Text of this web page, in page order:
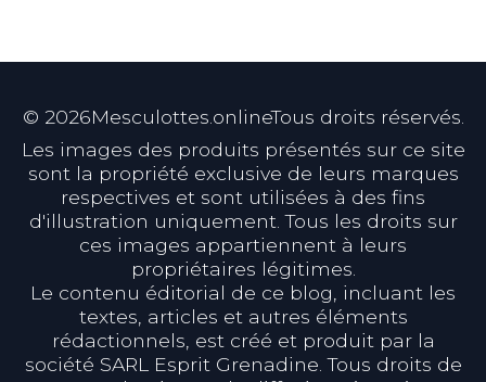
© 2026Mesculottes.onlineTous droits réservés.
Les images des produits présentés sur ce site
sont la propriété exclusive de leurs marques
respectives et sont utilisées à des fins
d'illustration uniquement. Tous les droits sur
ces images appartiennent à leurs
propriétaires légitimes.
Le contenu éditorial de ce blog, incluant les
textes, articles et autres éléments
rédactionnels, est créé et produit par la
société SARL Esprit Grenadine. Tous droits de